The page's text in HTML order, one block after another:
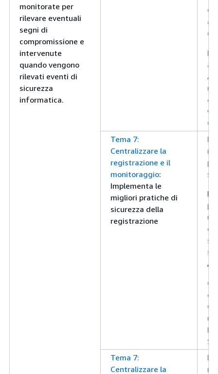
monitorate per
rilevare eventuali
segni di
compromissione e
intervenute
quando vengono
rilevati eventi di
sicurezza
informatica.
Tema 7:
Centralizzare la
registrazione e il
monitoraggio:
Implementa le
migliori pratiche di
sicurezza della
registrazione
di
Tema 7:
Centralizzare la